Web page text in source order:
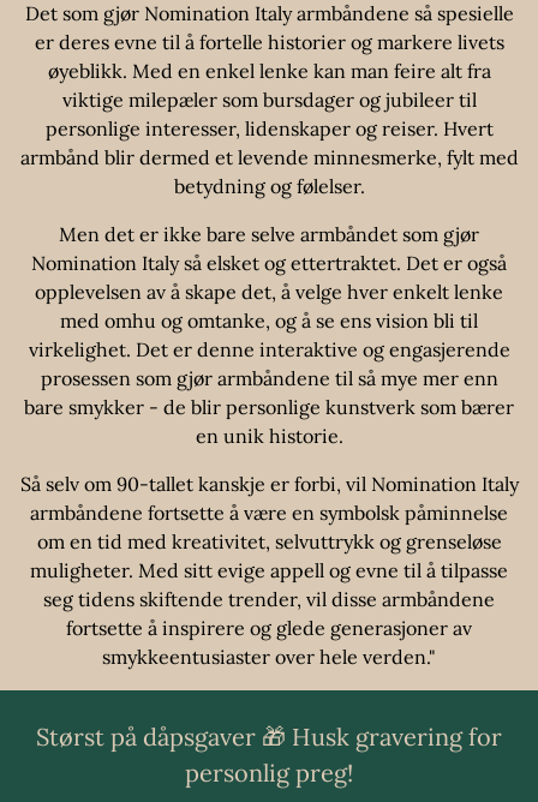
Det som gjør Nomination Italy armbåndene så spesielle
er deres evne til å fortelle historier og markere livets
øyeblikk. Med en enkel lenke kan man feire alt fra
viktige milepæler som bursdager og jubileer til
personlige interesser, lidenskaper og reiser. Hvert
armbånd blir dermed et levende minnesmerke, fylt med
betydning og følelser.
Men det er ikke bare selve armbåndet som gjør
Nomination Italy så elsket og ettertraktet. Det er også
opplevelsen av å skape det, å velge hver enkelt lenke
med omhu og omtanke, og å se ens vision bli til
virkelighet. Det er denne interaktive og engasjerende
prosessen som gjør armbåndene til så mye mer enn
bare smykker - de blir personlige kunstverk som bærer
en unik historie.
Så selv om 90-tallet kanskje er forbi, vil Nomination Italy
armbåndene fortsette å være en symbolsk påminnelse
om en tid med kreativitet, selvuttrykk og grenseløse
muligheter. Med sitt evige appell og evne til å tilpasse
seg tidens skiftende trender, vil disse armbåndene
fortsette å inspirere og glede generasjoner av
smykkeentusiaster over hele verden."
Størst på dåpsgaver 🎁 Husk gravering for
personlig preg!